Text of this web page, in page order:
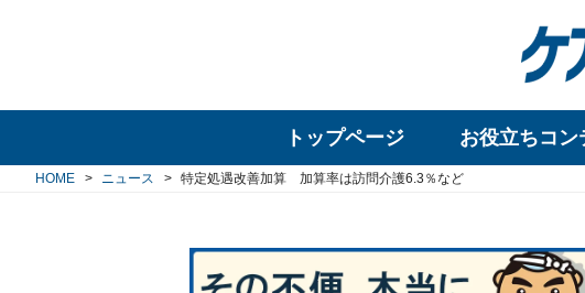
トップページ お役立ちコン
HOME ニュース 特定処遇改善加算 加算率は訪問介護6.3％など